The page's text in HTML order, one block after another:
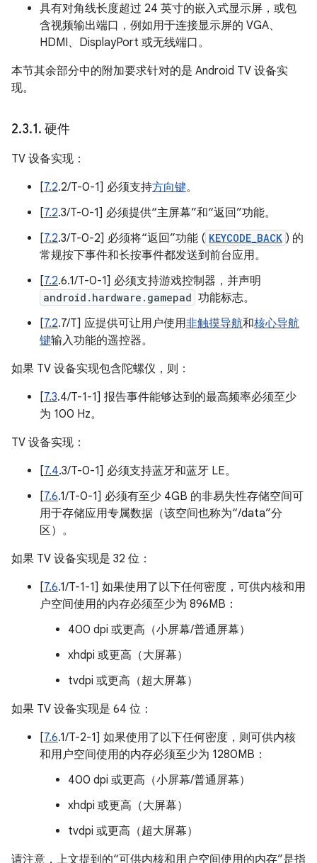
具有对角线长度超过 24 英寸的嵌入式显示屏，或包
含视频输出端口，例如用于连接显示屏的 VGA、
HDMI、DisplayPort 或无线端口。
本节其余部分中的附加要求针对的是 Android TV 设备实
现。
2.3.1. 硬件
TV 设备实现：
[7.2.2/T-0-1] 必须支持方向键。
[7.2.3/T-0-1] 必须提供“主屏幕”和“返回”功能。
[7.2.3/T-0-2] 必须将“返回”功能 ( KEYCODE_BACK ) 的
常规按下事件和长按事件都发送到前台应用。
[7.2.6.1/T-0-1] 必须支持游戏控制器，并声明
android.hardware.gamepad 功能标志。
[7.2.7/T] 应提供可让用户使用非触摸导航和核心导航
键输入功能的遥控器。
如果 TV 设备实现包含陀螺仪，则：
[7.3.4/T-1-1] 报告事件能够达到的最高频率必须至少
为 100 Hz。
TV 设备实现：
[7.4.3/T-0-1] 必须支持蓝牙和蓝牙 LE。
[7.6.1/T-0-1] 必须有至少 4GB 的非易失性存储空间可
用于存储应用专属数据（该空间也称为“/data”分
区）。
如果 TV 设备实现是 32 位：
[7.6.1/T-1-1] 如果使用了以下任何密度，可供内核和用
户空间使用的内存必须至少为 896MB：
400 dpi 或更高（小屏幕/普通屏幕）
xhdpi 或更高（大屏幕）
tvdpi 或更高（超大屏幕）
如果 TV 设备实现是 64 位：
[7.6.1/T-2-1] 如果使用了以下任何密度，则可供内核
和用户空间使用的内存必须至少为 1280MB：
400 dpi 或更高（小屏幕/普通屏幕）
xhdpi 或更高（大屏幕）
tvdpi 或更高（超大屏幕）
请注意，上文提到的“可供内核和用户空间使用的内存”是指